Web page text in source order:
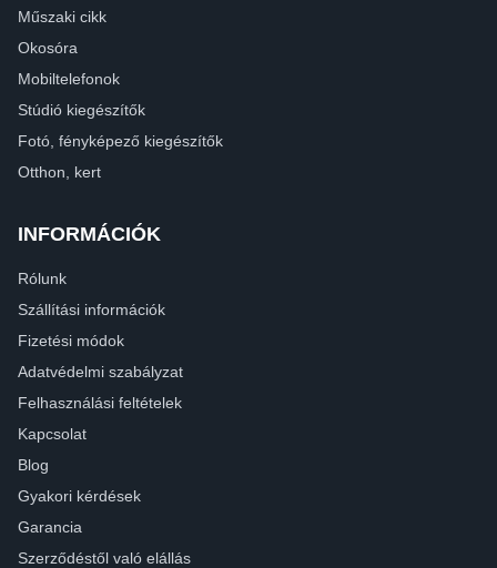
Műszaki cikk
Okosóra
Mobiltelefonok
Stúdió kiegészítők
Fotó, fényképező kiegészítők
Otthon, kert
INFORMÁCIÓK
Rólunk
Szállítási információk
Fizetési módok
Adatvédelmi szabályzat
Felhasználási feltételek
Kapcsolat
Blog
Gyakori kérdések
Garancia
Szerződéstől való elállás